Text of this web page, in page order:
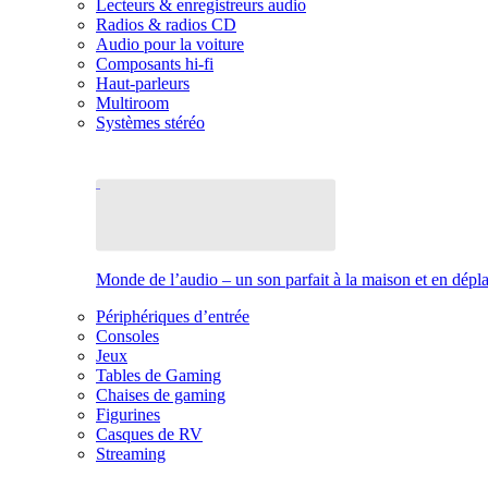
Lecteurs & enregistreurs audio
Radios & radios CD
Audio pour la voiture
Composants hi-fi
Haut-parleurs
Multiroom
Systèmes stéréo
Monde de l’audio – un son parfait à la maison et en
Périphériques d’entrée
Consoles
Jeux
Tables de Gaming
Chaises de gaming
Figurines
Casques de RV
Streaming